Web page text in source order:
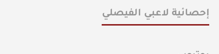
إحصائية لاعبي الفيصلي